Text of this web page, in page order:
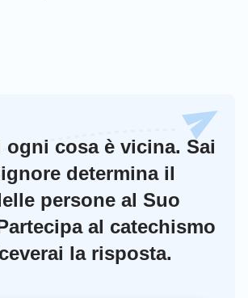
ogni cosa è vicina. Sai
determina il
persone al Suo
al catechismo
la risposta.